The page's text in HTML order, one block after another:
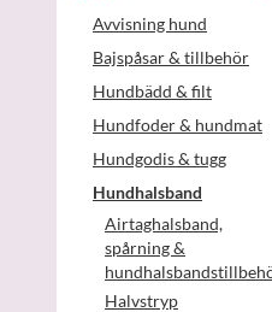
Avvisning hund
Bajspåsar & tillbehör
Hundbädd & filt
Hundfoder & hundmat
Hundgodis & tugg
Hundhalsband
Airtaghalsband,
spårning &
Halvstryp